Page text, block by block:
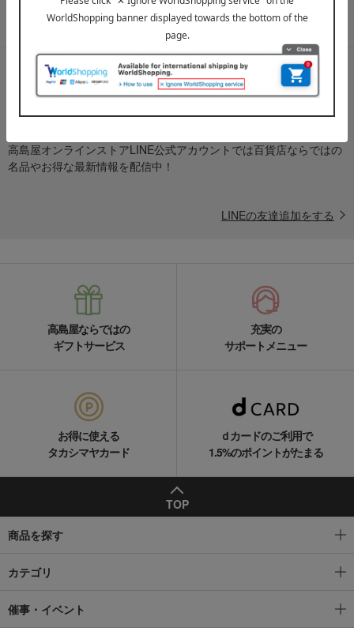
メールマガジンについて詳しく見る
LINE公式アカウント
高島屋オンラインストアLINE公式アカウントでは百貨店ならではの
名品やお得な最新情報を配信中！
LINEの友達追加をする
高島屋ならではの
ギフトサービス
充実の
サポートメニュー
お得に使える
タカシマヤカード
ｄカードのご利用で
1.5%のポイントがたまる
TOP
商品を探す
カテゴリ
催事・イベント